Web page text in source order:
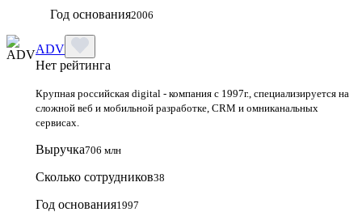
Год основания2006
ADV
Нет рейтинга
Крупная российская digital - компания с 1997г., специализируется на
сложной веб и мобильной разработке, CRM и омниканальных
сервисах.
Выручка706 млн
Сколько сотрудников38
Год основания1997